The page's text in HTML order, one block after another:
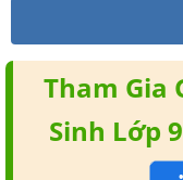
Tham Gia
Sinh Lớp